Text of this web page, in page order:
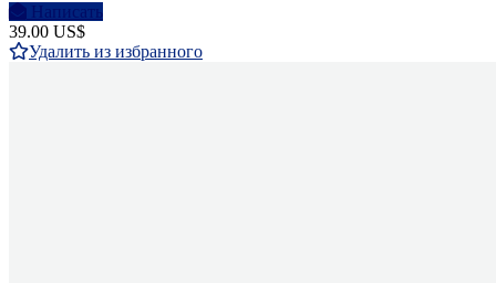
Написать
39.00 US$
Удалить из избранного